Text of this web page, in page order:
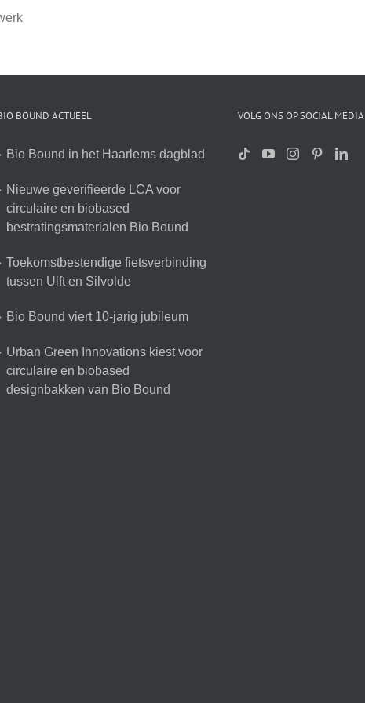
BOUND ACTUEEL
Bio Bound in het Haarlems dagblad
Nieuwe geverifieerde LCA voor
circulaire en biobased
bestratingsmaterialen Bio Bound
Toekomstbestendige fietsverbinding
tussen Ulft en Silvolde
Bio Bound viert 10-jarig jubileum
Urban Green Innovations kiest voor
circulaire en biobased
designbakken van Bio Bound
VOLG ONS OP SOCIAL MEDIA